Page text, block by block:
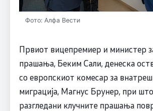
Фото: Алфа Вести
Првиот вицепремиер и министер
прашања, Беким Сали, денеска
со европскиот комесар за
миграција, Магнус Брунер, при
разгледани клучните прашања